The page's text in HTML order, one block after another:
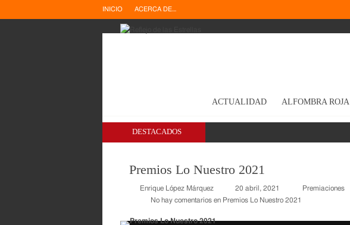
INICIO ACERCA DE…
ACTUALIDAD ALFOMBRA ROJA
DESTACADOS
Premios Lo Nuestro 2021
Enrique López Márquez 20 abril, 2021
Premiaciones
No hay comentarios en Premios Lo Nuestro 2021